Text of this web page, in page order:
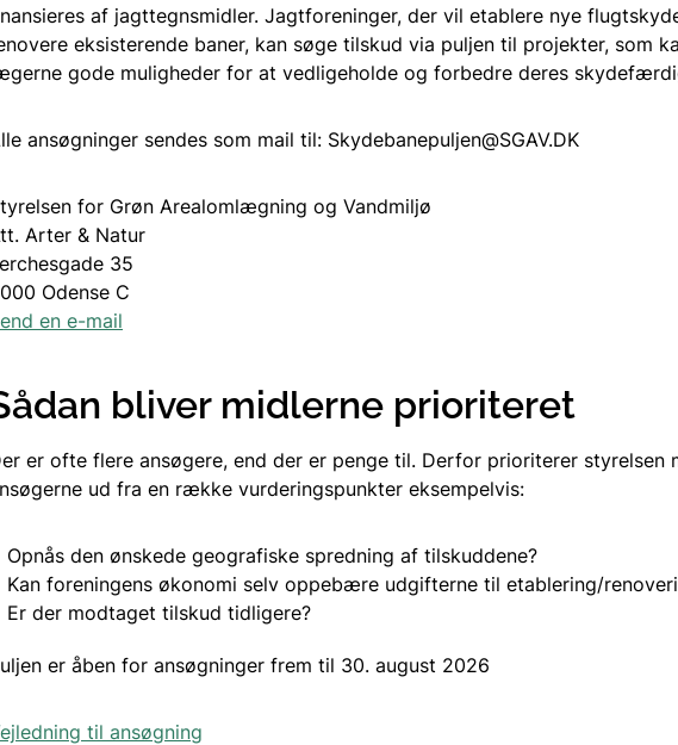
af jagttegnsmidler. Jagtforeninger, der vil etablere nye
eksisterende baner, kan søge tilskud via puljen til projekter, som
gode muligheder for at vedligeholde og forbedre deres
ansøgninger sendes som mail til: Skydebanepuljen@SGAV.DK
for Grøn Arealomlægning og Vandmiljø
Arter & Natur
35
Odense C
en e-mail
bliver midlerne prioriteret
er ofte flere ansøgere, end der er penge til. Derfor prioriterer styrelsen
ud fra en række vurderingspunkter eksempelvis:
Opnås den ønskede geografiske spredning af tilskuddene?
Kan foreningens økonomi selv oppebære udgifterne til etablering/
Er der modtaget tilskud tidligere?
er åben for ansøgninger frem til 30. august 2026
til ansøgning